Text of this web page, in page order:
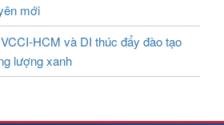
mới
HCM và DI thúc đẩy đào tạo
lượng xanh